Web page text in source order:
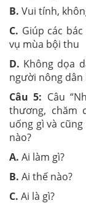
B. Vui tính,
C. Giúp các
vụ mùa bội thu
D. Không dọa
người nông
Câu 5: Câu
thương, chăm
uống gì và
nào?
A. Ai làm gì?
B. Ai thế nào?
C. Ai là gì?